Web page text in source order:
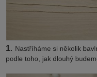
1. Nastříháme si několik
podle toho, jak dlouhý